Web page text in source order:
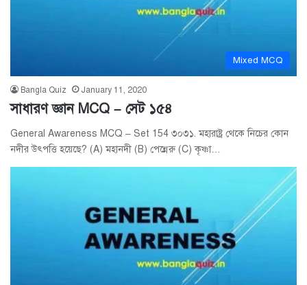
Mixed MCQ
Bangla Quiz January 11, 2020
সাধারণ জ্ঞান MCQ – সেট ১৫৪
General Awareness MCQ – Set 154 ৩০৩১. মহারাষ্ট্র থেকে নিচের কোন
নদীর উৎপত্তি হয়েছে? (A) মহানদী (B) পেন্নেরু (C) কৃষ্ণা…